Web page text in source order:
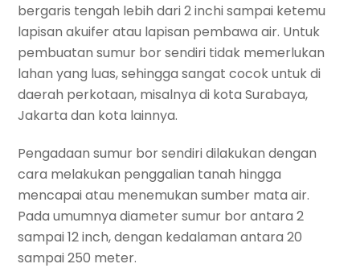
bergaris tengah lebih dari 2 inchi sampai ketemu
lapisan akuifer atau lapisan pembawa air. Untuk
pembuatan sumur bor sendiri tidak memerlukan
lahan yang luas, sehingga sangat cocok untuk di
daerah perkotaan, misalnya di kota Surabaya,
Jakarta dan kota lainnya.
Pengadaan sumur bor sendiri dilakukan dengan
cara melakukan penggalian tanah hingga
mencapai atau menemukan sumber mata air.
Pada umumnya diameter sumur bor antara 2
sampai 12 inch, dengan kedalaman antara 20
sampai 250 meter.